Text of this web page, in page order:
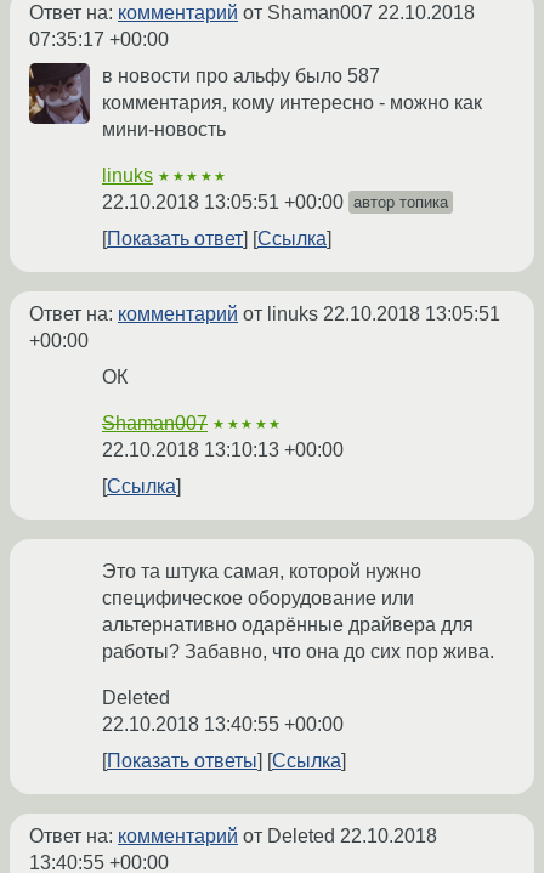
Ответ на: комментарий от Shaman007 22.10.2018
07:35:17 +00:00
в новости про альфу было 587
комментария, кому интересно - можно как
мини-новость
linuks ★★★★★
22.10.2018 13:05:51 +00:00 автор топика
Показать ответ Ссылка
Ответ на: комментарий от linuks 22.10.2018 13:05:51
+00:00
ОК
Shaman007 ★★★★★
22.10.2018 13:10:13 +00:00
Ссылка
Это та штука самая, которой нужно
специфическое оборудование или
альтернативно одарённые драйвера для
работы? Забавно, что она до сих пор жива.
Deleted
22.10.2018 13:40:55 +00:00
Показать ответы
Ссылка
Ответ на: комментарий от Deleted 22.10.2018
13:40:55 +00:00